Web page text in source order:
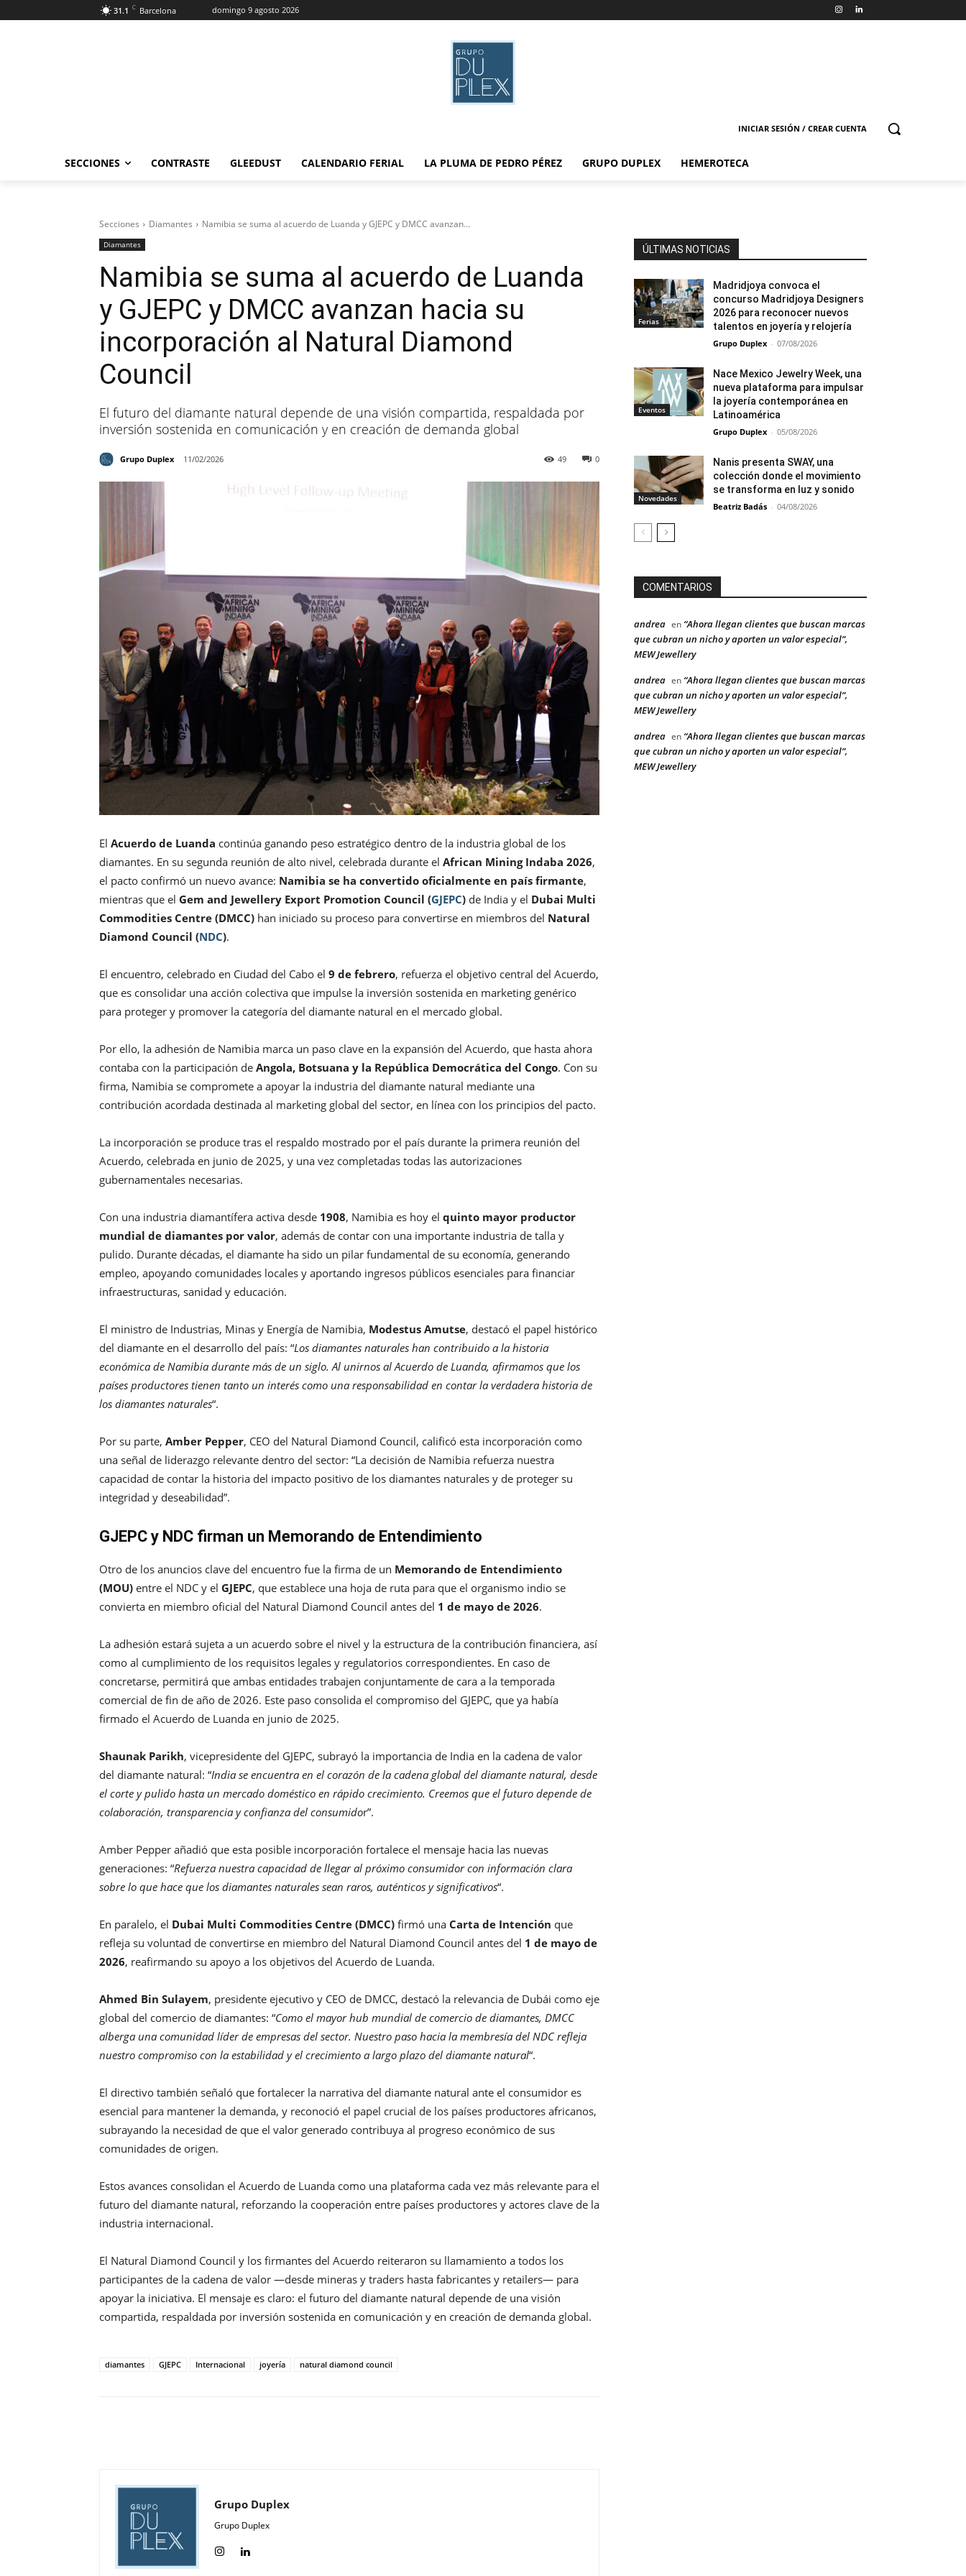
31.1 C Barcelona domingo 9 agosto 2026
INICIAR SESIÓN / CREAR CUENTA
SECCIONES CONTRASTE GLEEDUST CALENDARIO FERIAL LA PLUMA DE PEDRO PÉREZ GRUPO DUPLEX HEMEROTECA
Secciones Diamantes Namibia se suma al acuerdo de Luanda y GJEPC y DMCC avanzan...
Diamantes
Namibia se suma al acuerdo de Luanda
y GJEPC y DMCC avanzan hacia su
incorporación al Natural Diamond
Council
El futuro del diamante natural depende de una visión compartida, respaldada por
inversión sostenida en comunicación y en creación de demanda global
Grupo Duplex 11/02/2026 0
49
El Acuerdo de Luanda continúa ganando peso estratégico dentro de la industria global de los
diamantes. En su segunda reunión de alto nivel, celebrada durante el African Mining Indaba 2026,
el pacto confirmó un nuevo avance: Namibia se ha convertido oficialmente en país firmante,
mientras que el Gem and Jewellery Export Promotion Council (GJEPC) de India y el Dubai Multi
Commodities Centre (DMCC) han iniciado su proceso para convertirse en miembros del Natural
Diamond Council (NDC).
El encuentro, celebrado en Ciudad del Cabo el 9 de febrero, refuerza el objetivo central del Acuerdo,
que es consolidar una acción colectiva que impulse la inversión sostenida en marketing genérico
para proteger y promover la categoría del diamante natural en el mercado global.
Por ello, la adhesión de Namibia marca un paso clave en la expansión del Acuerdo, que hasta ahora
contaba con la participación de Angola, Botsuana y la República Democrática del Congo. Con su
firma, Namibia se compromete a apoyar la industria del diamante natural mediante una
contribución acordada destinada al marketing global del sector, en línea con los principios del pacto.
La incorporación se produce tras el respaldo mostrado por el país durante la primera reunión del
Acuerdo, celebrada en junio de 2025, y una vez completadas todas las autorizaciones
gubernamentales necesarias.
Con una industria diamantífera activa desde 1908, Namibia es hoy el quinto mayor productor
mundial de diamantes por valor, además de contar con una importante industria de talla y
pulido. Durante décadas, el diamante ha sido un pilar fundamental de su economía, generando
empleo, apoyando comunidades locales y aportando ingresos públicos esenciales para financiar
infraestructuras, sanidad y educación.
El ministro de Industrias, Minas y Energía de Namibia, Modestus Amutse, destacó el papel histórico
del diamante en el desarrollo del país: “Los diamantes naturales han contribuido a la historia
económica de Namibia durante más de un siglo. Al unirnos al Acuerdo de Luanda, afirmamos que los
países productores tienen tanto un interés como una responsabilidad en contar la verdadera historia de
los diamantes naturales“.
Por su parte, Amber Pepper, CEO del Natural Diamond Council, calificó esta incorporación como
una señal de liderazgo relevante dentro del sector: “La decisión de Namibia refuerza nuestra
capacidad de contar la historia del impacto positivo de los diamantes naturales y de proteger su
integridad y deseabilidad”.
GJEPC y NDC firman un Memorando de Entendimiento
Otro de los anuncios clave del encuentro fue la firma de un Memorando de Entendimiento
(MOU) entre el NDC y el GJEPC, que establece una hoja de ruta para que el organismo indio se
convierta en miembro oficial del Natural Diamond Council antes del 1 de mayo de 2026.
La adhesión estará sujeta a un acuerdo sobre el nivel y la estructura de la contribución financiera, así
como al cumplimiento de los requisitos legales y regulatorios correspondientes. En caso de
concretarse, permitirá que ambas entidades trabajen conjuntamente de cara a la temporada
comercial de fin de año de 2026. Este paso consolida el compromiso del GJEPC, que ya había
firmado el Acuerdo de Luanda en junio de 2025.
Shaunak Parikh, vicepresidente del GJEPC, subrayó la importancia de India en la cadena de valor
del diamante natural: “India se encuentra en el corazón de la cadena global del diamante natural, desde
el corte y pulido hasta un mercado doméstico en rápido crecimiento. Creemos que el futuro depende de
colaboración, transparencia y confianza del consumidor”.
Amber Pepper añadió que esta posible incorporación fortalece el mensaje hacia las nuevas
generaciones: “Refuerza nuestra capacidad de llegar al próximo consumidor con información clara
sobre lo que hace que los diamantes naturales sean raros, auténticos y significativos“.
En paralelo, el Dubai Multi Commodities Centre (DMCC) firmó una Carta de Intención que
refleja su voluntad de convertirse en miembro del Natural Diamond Council antes del 1 de mayo de
2026, reafirmando su apoyo a los objetivos del Acuerdo de Luanda.
Ahmed Bin Sulayem, presidente ejecutivo y CEO de DMCC, destacó la relevancia de Dubái como eje
global del comercio de diamantes: “Como el mayor hub mundial de comercio de diamantes, DMCC
alberga una comunidad líder de empresas del sector. Nuestro paso hacia la membresía del NDC refleja
nuestro compromiso con la estabilidad y el crecimiento a largo plazo del diamante natural“.
El directivo también señaló que fortalecer la narrativa del diamante natural ante el consumidor es
esencial para mantener la demanda, y reconoció el papel crucial de los países productores africanos,
subrayando la necesidad de que el valor generado contribuya al progreso económico de sus
comunidades de origen.
Estos avances consolidan el Acuerdo de Luanda como una plataforma cada vez más relevante para el
futuro del diamante natural, reforzando la cooperación entre países productores y actores clave de la
industria internacional.
El Natural Diamond Council y los firmantes del Acuerdo reiteraron su llamamiento a todos los
participantes de la cadena de valor —desde mineras y traders hasta fabricantes y retailers— para
apoyar la iniciativa. El mensaje es claro: el futuro del diamante natural depende de una visión
compartida, respaldada por inversión sostenida en comunicación y en creación de demanda global.
diamantes GJEPC Internacional joyería natural diamond council
Grupo Duplex
Grupo Duplex
ÚLTIMAS NOTICIAS
Ferias
Madridjoya convoca el
concurso Madridjoya Designers
2026 para reconocer nuevos
talentos en joyería y relojería
Grupo Duplex - 07/08/2026
Eventos
Nace Mexico Jewelry Week, una
nueva plataforma para impulsar
la joyería contemporánea en
Latinoamérica
Grupo Duplex - 05/08/2026
Novedades
Nanis presenta SWAY, una
colección donde el movimiento
se transforma en luz y sonido
Beatriz Badás - 04/08/2026
COMENTARIOS
andrea en “Ahora llegan clientes que buscan marcas
que cubran un nicho y aporten un valor especial”,
MEW Jewellery
andrea en “Ahora llegan clientes que buscan marcas
que cubran un nicho y aporten un valor especial”,
MEW Jewellery
andrea en “Ahora llegan clientes que buscan marcas
que cubran un nicho y aporten un valor especial”,
MEW Jewellery